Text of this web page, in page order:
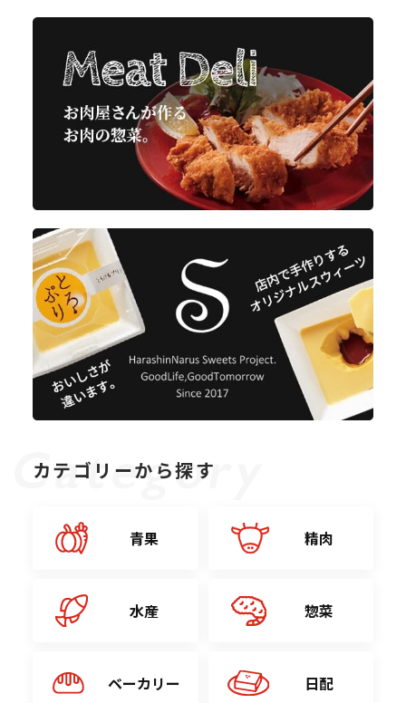
カテゴリーから探す
青果 精肉
水産 惣菜
ベーカリー 日配